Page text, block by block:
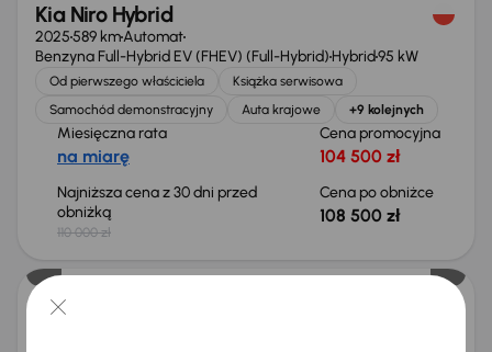
Kia Niro Hybrid
2025589 kmAutomat
Benzyna Full-Hybrid EV (FHEV) (Full-Hybrid) Hybrid95 kW
Od pierwszego właściciela
Książka serwisowa
Samochód demonstracyjny
Auta krajowe +9 kolejnych
Miesięczna rata
na miarę
Cena promocyjna
104 500 zł
Najniższa cena z 30 dni przed
obniżką
110 000 zł
Cena po obniżce
108 500 zł